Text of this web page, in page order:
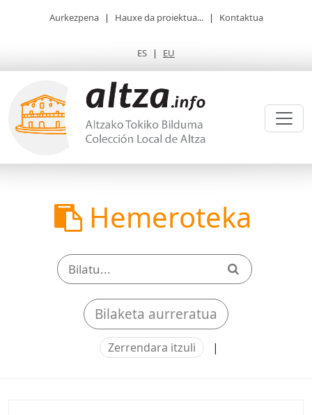
Aurkezpena | Hauxe da proiektua... | Kontaktua
ES | EU
Hemeroteka
Bilaketa aurreratua
Zerrendara itzuli |